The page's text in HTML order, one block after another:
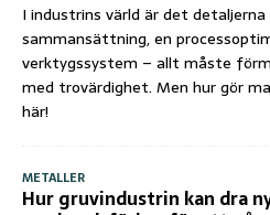
I industrins värld är det detaljerna
sammansättning, en
verktygssystem – allt måste
med trovärdighet. Men hur gör
här!
METALLER
Hur gruvindustrin kan dra